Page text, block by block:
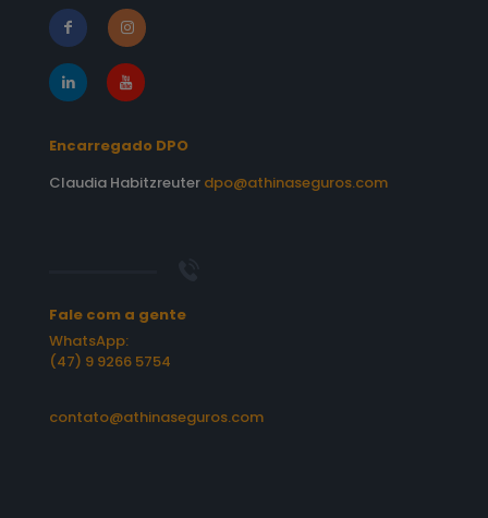
Encarregado DPO
Claudia Habitzreuter dpo@athinaseguros.com
Fale com a gente
WhatsApp:
(47) 9 9266 5754
contato@athinaseguros.com